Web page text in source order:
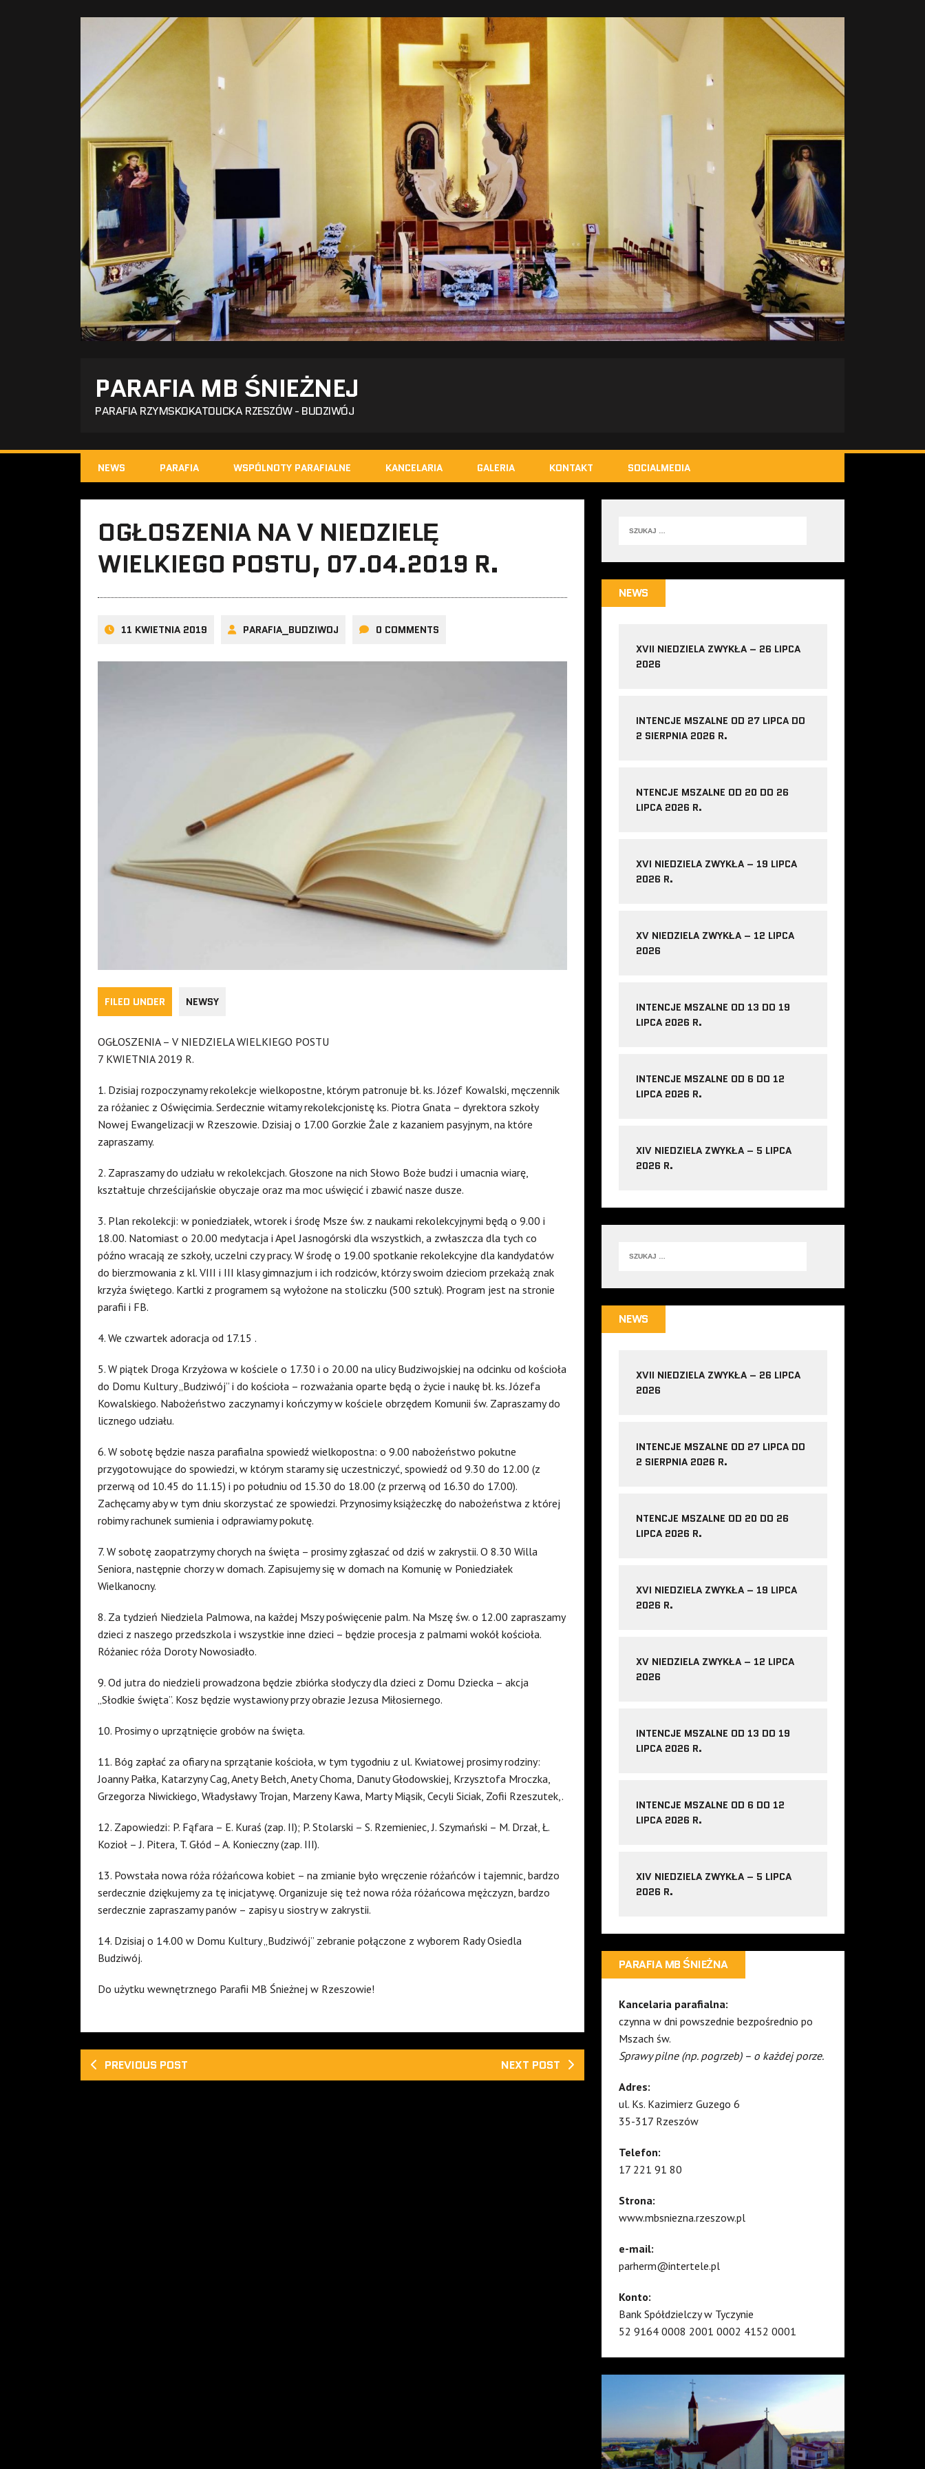
PARAFIA MB ŚNIEŻNEJ
PARAFIA RZYMSKOKATOLICKA RZESZÓW - BUDZIWÓJ
NEWS PARAFIA WSPÓLNOTY PARAFIALNE KANCELARIA GALERIA KONTAKT SOCIALMEDIA
OGŁOSZENIA NA V NIEDZIELĘ
WIELKIEGO POSTU, 07.04.2019 R.
11 KWIETNIA 2019 PARAFIA_BUDZIWOJ 0 COMMENTS
FILED UNDER NEWSY
OGŁOSZENIA – V NIEDZIELA WIELKIEGO POSTU
7 KWIETNIA 2019 R.
1. Dzisiaj rozpoczynamy rekolekcje wielkopostne, którym patronuje bł. ks. Józef Kowalski, męczennik
za różaniec z Oświęcimia. Serdecznie witamy rekolekcjonistę ks. Piotra Gnata – dyrektora szkoły
Nowej Ewangelizacji w Rzeszowie. Dzisiaj o 17.00 Gorzkie Żale z kazaniem pasyjnym, na które
zapraszamy.
2. Zapraszamy do udziału w rekolekcjach. Głoszone na nich Słowo Boże budzi i umacnia wiarę,
kształtuje chrześcijańskie obyczaje oraz ma moc uświęcić i zbawić nasze dusze.
3. Plan rekolekcji: w poniedziałek, wtorek i środę Msze św. z naukami rekolekcyjnymi będą o 9.00 i
18.00. Natomiast o 20.00 medytacja i Apel Jasnogórski dla wszystkich, a zwłaszcza dla tych co
późno wracają ze szkoły, uczelni czy pracy. W środę o 19.00 spotkanie rekolekcyjne dla kandydatów
do bierzmowania z kl. VIII i III klasy gimnazjum i ich rodziców, którzy swoim dzieciom przekażą znak
krzyża świętego. Kartki z programem są wyłożone na stoliczku (500 sztuk). Program jest na stronie
parafii i FB.
4. We czwartek adoracja od 17.15 .
5. W piątek Droga Krzyżowa w kościele o 17.30 i o 20.00 na ulicy Budziwojskiej na odcinku od kościoła
do Domu Kultury „Budziwój” i do kościoła – rozważania oparte będą o życie i naukę bł. ks. Józefa
Kowalskiego. Nabożeństwo zaczynamy i kończymy w kościele obrzędem Komunii św. Zapraszamy do
licznego udziału.
6. W sobotę będzie nasza parafialna spowiedź wielkopostna: o 9.00 nabożeństwo pokutne
przygotowujące do spowiedzi, w którym staramy się uczestniczyć, spowiedź od 9.30 do 12.00 (z
przerwą od 10.45 do 11.15) i po południu od 15.30 do 18.00 (z przerwą od 16.30 do 17.00).
Zachęcamy aby w tym dniu skorzystać ze spowiedzi. Przynosimy książeczkę do nabożeństwa z której
robimy rachunek sumienia i odprawiamy pokutę.
7. W sobotę zaopatrzymy chorych na święta – prosimy zgłaszać od dziś w zakrystii. O 8.30 Willa
Seniora, następnie chorzy w domach. Zapisujemy się w domach na Komunię w Poniedziałek
Wielkanocny.
8. Za tydzień Niedziela Palmowa, na każdej Mszy poświęcenie palm. Na Mszę św. o 12.00 zapraszamy
dzieci z naszego przedszkola i wszystkie inne dzieci – będzie procesja z palmami wokół kościoła.
Różaniec róża Doroty Nowosiadło.
9. Od jutra do niedzieli prowadzona będzie zbiórka słodyczy dla dzieci z Domu Dziecka – akcja
„Słodkie święta”. Kosz będzie wystawiony przy obrazie Jezusa Miłosiernego.
10. Prosimy o uprzątnięcie grobów na święta.
11. Bóg zapłać za ofiary na sprzątanie kościoła, w tym tygodniu z ul. Kwiatowej prosimy rodziny:
Joanny Pałka, Katarzyny Cag, Anety Bełch, Anety Choma, Danuty Głodowskiej, Krzysztofa Mroczka,
Grzegorza Niwickiego, Władysławy Trojan, Marzeny Kawa, Marty Miąsik, Cecyli Siciak, Zofii Rzeszutek,.
12. Zapowiedzi: P. Fąfara – E. Kuraś (zap. II); P. Stolarski – S. Rzemieniec, J. Szymański – M. Drzał, Ł.
Kozioł – J. Pitera, T. Głód – A. Konieczny (zap. III).
13. Powstała nowa róża różańcowa kobiet – na zmianie było wręczenie różańców i tajemnic, bardzo
serdecznie dziękujemy za tę inicjatywę. Organizuje się też nowa róża różańcowa mężczyzn, bardzo
serdecznie zapraszamy panów – zapisy u siostry w zakrystii.
14. Dzisiaj o 14.00 w Domu Kultury „Budziwój” zebranie połączone z wyborem Rady Osiedla
Budziwój.
Do użytku wewnętrznego Parafii MB Śnieżnej w Rzeszowie!
PREVIOUS POST NEXT POST
NEWS
XVII NIEDZIELA ZWYKŁA – 26 LIPCA
2026
INTENCJE MSZALNE OD 27 LIPCA DO
2 SIERPNIA 2026 R.
NTENCJE MSZALNE OD 20 DO 26
LIPCA 2026 R.
XVI NIEDZIELA ZWYKŁA – 19 LIPCA
2026 R.
XV NIEDZIELA ZWYKŁA – 12 LIPCA
2026
INTENCJE MSZALNE OD 13 DO 19
LIPCA 2026 R.
INTENCJE MSZALNE OD 6 DO 12
LIPCA 2026 R.
XIV NIEDZIELA ZWYKŁA – 5 LIPCA
2026 R.
NEWS
XVII NIEDZIELA ZWYKŁA – 26 LIPCA
2026
INTENCJE MSZALNE OD 27 LIPCA DO
2 SIERPNIA 2026 R.
NTENCJE MSZALNE OD 20 DO 26
LIPCA 2026 R.
XVI NIEDZIELA ZWYKŁA – 19 LIPCA
2026 R.
XV NIEDZIELA ZWYKŁA – 12 LIPCA
2026
INTENCJE MSZALNE OD 13 DO 19
LIPCA 2026 R.
INTENCJE MSZALNE OD 6 DO 12
LIPCA 2026 R.
XIV NIEDZIELA ZWYKŁA – 5 LIPCA
2026 R.
PARAFIA MB ŚNIEŻNA
Kancelaria parafialna:
czynna w dni powszednie bezpośrednio po
Mszach św.
Sprawy pilne (np. pogrzeb) – o każdej porze.
Adres:
ul. Ks. Kazimierz Guzego 6
35-317 Rzeszów
Telefon:
17 221 91 80
Strona:
www.mbsniezna.rzeszow.pl
e-mail:
parherm@intertele.pl
Konto:
Bank Spółdzielczy w Tyczynie
52 9164 0008 2001 0002 4152 0001